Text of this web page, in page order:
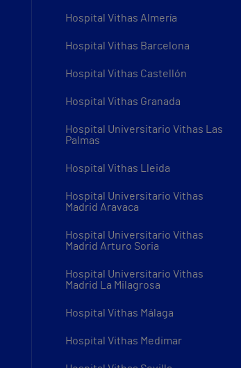
Hospital Vithas Almería
Hospital Vithas Barcelona
Hospital Vithas Castellón
Hospital Vithas Granada
Hospital Universitario Vithas Las
Palmas
Hospital Vithas Lleida
Hospital Universitario Vithas
Madrid Aravaca
Hospital Universitario Vithas
Madrid Arturo Soria
Hospital Universitario Vithas
Madrid La Milagrosa
Hospital Vithas Málaga
Hospital Vithas Medimar